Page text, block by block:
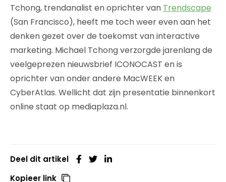
Tchong, trendanalist en oprichter van Trendscape
(San Francisco), heeft me toch weer even aan het
denken gezet over de toekomst van interactive
marketing. Michael Tchong verzorgde jarenlang de
veelgeprezen nieuwsbrief ICONOCAST en is
oprichter van onder andere MacWEEK en
CyberAtlas. Wellicht dat zijn presentatie binnenkort
online staat op mediaplaza.nl.
Deel dit artikel
Kopieer link